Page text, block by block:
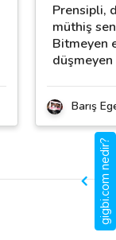
Prensipli,
müthiş
Bitmeyen
Barış
gigbi.com nedir?